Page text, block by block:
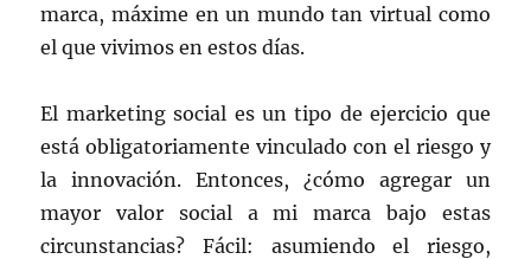
marca, máxime en un mundo tan virtual como
el que vivimos en estos días.
El marketing social es un tipo de ejercicio que
está obligatoriamente vinculado con el riesgo y
la innovación. Entonces, ¿cómo agregar un
mayor valor social a mi marca bajo estas
circunstancias? Fácil: asumiendo el riesgo,